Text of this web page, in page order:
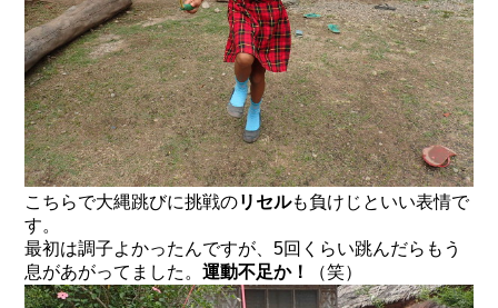
こちらで大縄跳びに挑戦のリセルも負けじといい表情で
す。
最初は調子よかったんですが、5回くらい跳んだらもう
息があがってました。運動不足か！ （笑）